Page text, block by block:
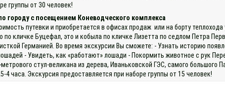
группы от 30 человек!
городу с посещением Коневодческого комплекса
путевки и приобретается в офисах продаж или на борту
кличке Буцефал, это и кобыла по кличке Лизетта по седлом Петра
Германией. Во время экскурсии Вы сможете: - Узнать историю
- Увидеть, как «работают» лошади - Покормить животное с рук
стул-великана из дерева, Иваньковской ГЭС, самого большого
часа. Экскурсия предоставляется при наборе группы от 15 человек!